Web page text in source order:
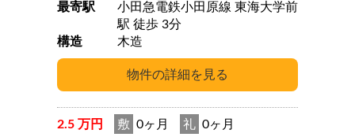
最寄駅
小田急電鉄小田原線 東海大学前
駅 徒歩 3分
構造
木造
2.5 万円 敷 0ヶ月 礼 0ヶ月